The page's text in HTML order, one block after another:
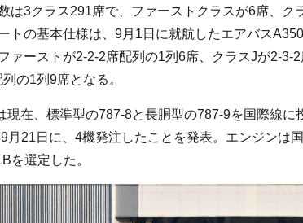
は3クラス291席で、ファーストクラスが6席、ク
トの基本仕様は、9月1日に就航したエアバス
ァーストが2-2-2席配列の1列6席、クラスJが2-3-
の1列9席となる。
在、標準型の787-8と長胴型の787-9を国際線に
月21日に、4機発注したことを発表。エンジンは
を選定した。